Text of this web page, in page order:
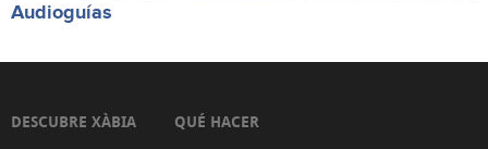
Audioguías
DESCUBRE XÀBIA QUÉ HACER